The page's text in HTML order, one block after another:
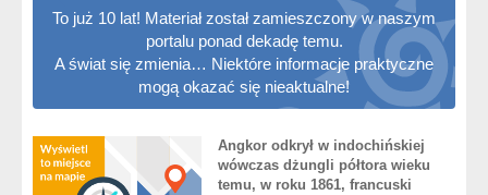
To już 10 lat! Materiał został zamieszczony w naszym
portalu ponad dekadę temu.
A świat się zmienia… Niektóre informacje praktyczne
mogą okazać się nieaktualne!
Angkor odkrył w indochińskiej
wówczas dżungli półtora wieku
temu, w roku 1861, francuski